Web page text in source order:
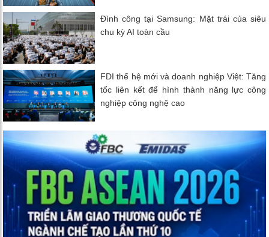
Đình công tại Samsung: Mặt trái của siêu
chu kỳ AI toàn cầu
FDI thế hệ mới và doanh nghiệp Việt: Tăng
tốc liên kết để hình thành năng lực công
nghiệp công nghệ cao